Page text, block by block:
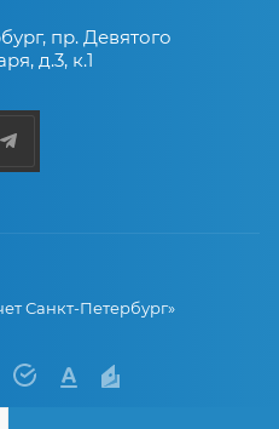
, пр. Девятого
д.3, к.1
Санкт-Петербург»